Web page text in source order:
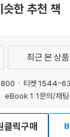
한 추천 책
클릭구매
최근 본 상품
티켓 1544-
eBook 1:1문의/채팅
예스이십사(주) 사업자
개인정보처리방침